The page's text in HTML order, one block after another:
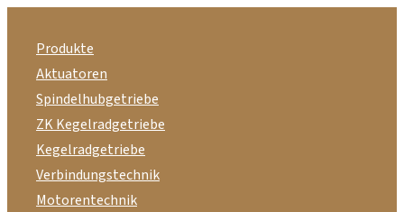
Produkte
Aktuatoren
Spindelhubgetriebe
ZK Kegelradgetriebe
Kegelradgetriebe
Verbindungstechnik
Motorentechnik